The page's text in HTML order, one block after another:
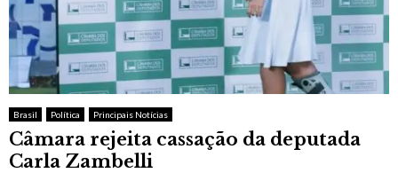
Brasil Política Principais Notícias
Câmara rejeita cassação da deputada
Carla Zambelli